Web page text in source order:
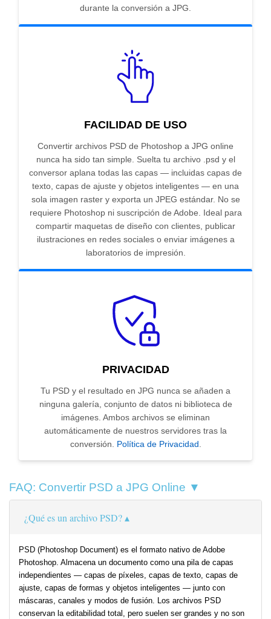
durante la conversión a JPG.
FACILIDAD DE USO
Convertir archivos PSD de Photoshop a JPG online
nunca ha sido tan simple. Suelta tu archivo .psd y el
conversor aplana todas las capas — incluidas capas de
texto, capas de ajuste y objetos inteligentes — en una
sola imagen raster y exporta un JPEG estándar. No se
requiere Photoshop ni suscripción de Adobe. Ideal para
compartir maquetas de diseño con clientes, publicar
ilustraciones en redes sociales o enviar imágenes a
laboratorios de impresión.
PRIVACIDAD
Tu PSD y el resultado en JPG nunca se añaden a
ninguna galería, conjunto de datos ni biblioteca de
imágenes. Ambos archivos se eliminan
automáticamente de nuestros servidores tras la
conversión. Política de Privacidad.
FAQ: Convertir PSD a JPG Online ▼
¿Qué es un archivo PSD?
PSD (Photoshop Document) es el formato nativo de Adobe
Photoshop. Almacena un documento como una pila de capas
independientes — capas de píxeles, capas de texto, capas de
ajuste, capas de formas y objetos inteligentes — junto con
máscaras, canales y modos de fusión. Los archivos PSD
conservan la editabilidad total, pero suelen ser grandes y no son